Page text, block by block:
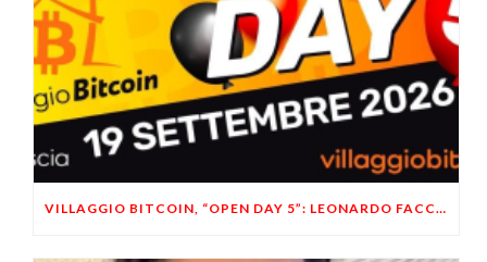
VILLAGGIO BITCOIN, “OPEN DAY 5”: LEONARDO FACCO OSPITE A BRESCIA